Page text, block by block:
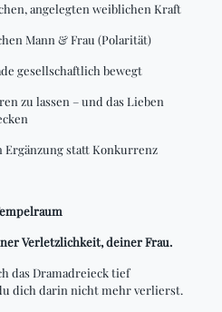
angelegten weiblichen Kraft
Mann & Frau (Polarität)
gesellschaftlich bewegt
zu lassen – und das Lieben
Ergänzung statt Konkurrenz
Verletzlichkeit, deiner Frau.
das Dramadreieck tief
dich darin nicht mehr verlierst.